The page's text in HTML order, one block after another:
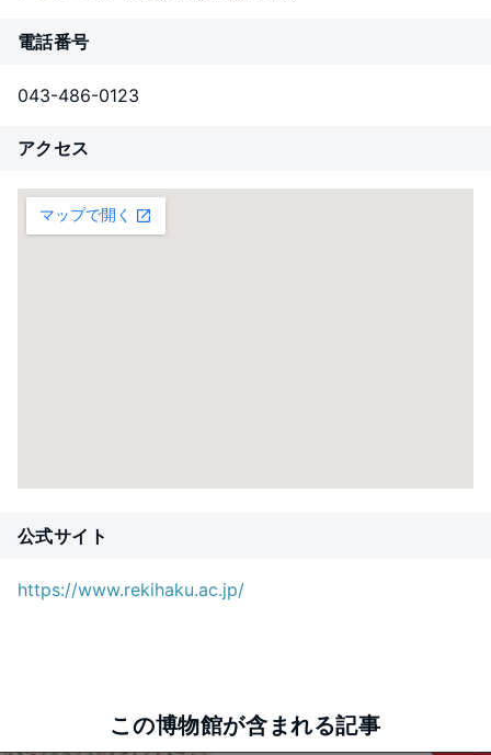
電話番号
043-486-0123
アクセス
公式サイト
https://www.rekihaku.ac.jp/
この博物館が含まれる記事